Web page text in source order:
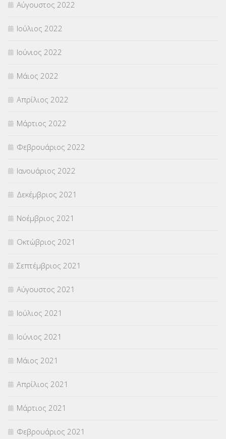
Αύγουστος 2022
Ιούλιος 2022
Ιούνιος 2022
Μάιος 2022
Απρίλιος 2022
Μάρτιος 2022
Φεβρουάριος 2022
Ιανουάριος 2022
Δεκέμβριος 2021
Νοέμβριος 2021
Οκτώβριος 2021
Σεπτέμβριος 2021
Αύγουστος 2021
Ιούλιος 2021
Ιούνιος 2021
Μάιος 2021
Απρίλιος 2021
Μάρτιος 2021
Φεβρουάριος 2021